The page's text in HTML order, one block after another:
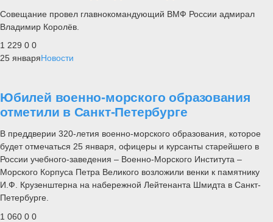
Совещание провел главнокомандующий ВМФ России адмирал
Владимир Королёв.
1 229 0 0
25 январяНовости
Юбилей военно-морского образования
отметили в Санкт-Петербурге
В преддверии 320-летия военно-морского образования, которое
будет отмечаться 25 января, офицеры и курсанты старейшего в
России учебного-заведения – Военно-Морского Института –
Морского Корпуса Петра Великого возложили венки к памятнику
И.Ф. Крузенштерна на набережной Лейтенанта Шмидта в Санкт-
Петербурге.
1 060 0 0